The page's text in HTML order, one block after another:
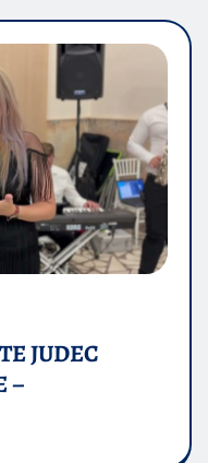
JUDEC
–